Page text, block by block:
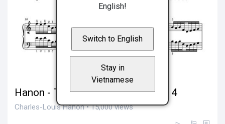
Hanon - The Virtuoso Pianist No. 4
Charles-Louis Hanon • 15,000 views
English!
Switch to English
Stay in
Vietnamese